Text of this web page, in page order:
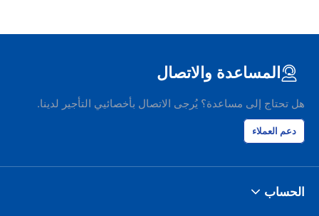
المساعدة والاتصال
هل تحتاج إلى مساعدة؟ يُرجى الاتصال بأخصائيي التأجير لدينا.
دعم العملاء
الحساب